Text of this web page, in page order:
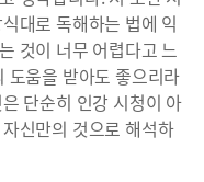
대로 독해하는 법에 익
것이 너무 어렵다고 느
도움을 받아도 좋으리라
단순히 인강 시청이 아
신만의 것으로 해석하